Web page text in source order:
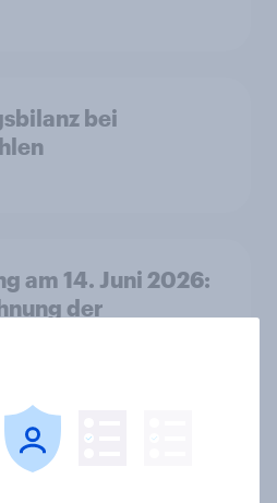
bei
am 14. Juni 2026:
der